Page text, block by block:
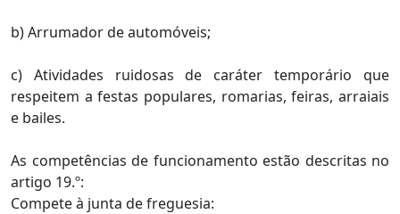
b) Arrumador de automóveis;
c) Atividades ruidosas de caráter temporário que
respeitem a festas populares, romarias, feiras, arraiais
e bailes.
As competências de funcionamento estão descritas no
artigo 19.º:
Compete à junta de freguesia: